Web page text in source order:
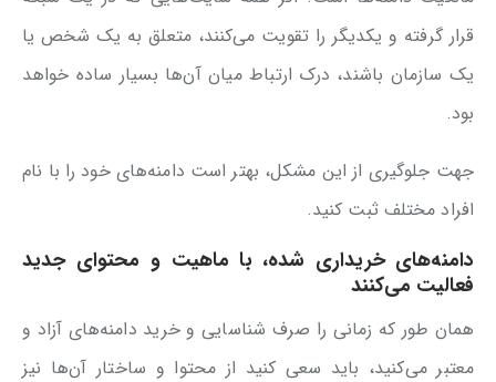
قرار گرفته و یکدیگر را تقویت می‌کنند، متعلق به یک شخص یا
یک سازمان باشند، درک ارتباط میان آن‌ها بسیار ساده خواهد
بود.
جهت جلوگیری از این مشکل، بهتر است دامنه‌های خود را با نام
افراد مختلف ثبت کنید.
دامنه‌های خریداری شده، با ماهیت و محتوای جدید
فعالیت می‌کنند
همان طور که زمانی را صرف شناسایی و خرید دامنه‌های آزاد و
معتبر می‌کنید، باید سعی کنید از محتوا و ساختار آن‌ها نیز